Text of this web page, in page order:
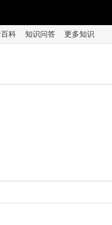
科 知识问答 更多知识